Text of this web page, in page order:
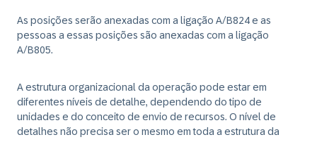
As posições serão anexadas com a ligação A/B824 e as
pessoas a essas posições são anexadas com a ligação
A/B805.
A estrutura organizacional da operação pode estar em
diferentes níveis de detalhe, dependendo do tipo de
unidades e do conceito de envio de recursos. O nível de
detalhes não precisa ser o mesmo em toda a estrutura da